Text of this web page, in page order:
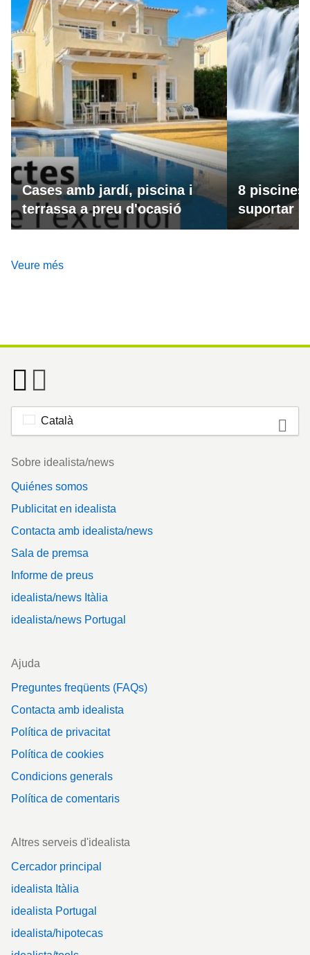
Cases amb jardí, piscina i
terrassa a preu d'ocasió
8 piscines
suportar
Veure més
Català
Footer
Sobre idealista/news
Quiénes somos
Publicitat en idealista
Contacta amb idealista/news
Sala de premsa
Informe de preus
idealista/news Itàlia
idealista/news Portugal
Ajuda
Preguntes freqüents (FAQs)
Contacta amb idealista
Política de privacitat
Política de cookies
Condicions generals
Política de comentaris
Altres serveis d'idealista
Cercador principal
idealista Itàlia
idealista Portugal
idealista/hipotecas